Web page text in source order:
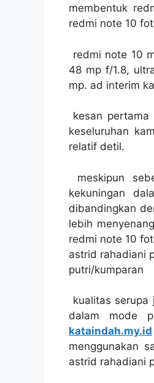
membentuk
redmi note 10
redmi note 10
48 mp f/1.8,
mp. ad interim
kesan pertama
keseluruhan
relatif detil.
meskipun
kekuningan
dibandingkan
lebih
redmi note 10
astrid rahadiani
putri/kumparan
kualitas
dalam mode
kataindah.my.id
menggunakan
astrid rahadiani